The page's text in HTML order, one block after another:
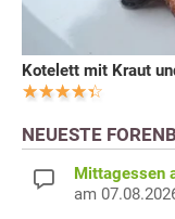
Kotelett mit Kraut
NEUESTE
Mittagessen
am